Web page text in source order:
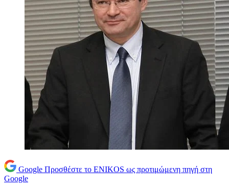
Google Προσθέστε το ENIKOS ως προτιμώμενη πηγή στη
Google